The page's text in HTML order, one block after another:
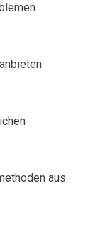
aus